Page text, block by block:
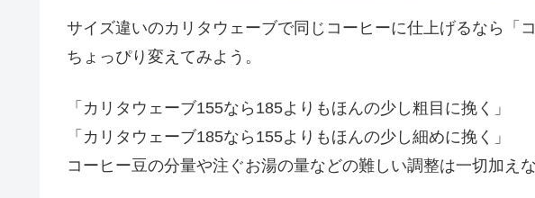
サイズ違いのカリタウェーブで同じコーヒーに仕上げるなら「
ちょっぴり変えてみよう。
「カリタウェーブ155なら185よりもほんの少し粗目に挽く」
「カリタウェーブ185なら155よりもほんの少し細めに挽く」
コーヒー豆の分量や注ぐお湯の量などの難しい調整は一切加えな